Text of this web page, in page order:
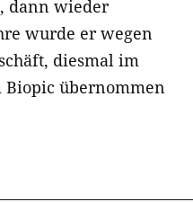
dann wieder
wurde er wegen
diesmal im
übernommen